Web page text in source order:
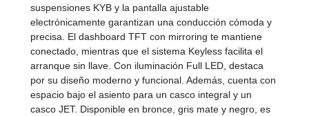
suspensiones KYB y la pantalla ajustable
electrónicamente garantizan una conducción cómoda y
precisa. El dashboard TFT con mirroring te mantiene
conectado, mientras que el sistema Keyless facilita el
arranque sin llave. Con iluminación Full LED, destaca
por su diseño moderno y funcional. Además, cuenta con
espacio bajo el asiento para un casco integral y un
casco JET. Disponible en bronce, gris mate y negro, es